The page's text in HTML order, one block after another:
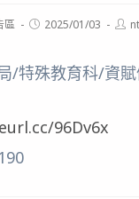
區
Post2025/01/03
Post
/特殊教育科/資
96Dv6x
190